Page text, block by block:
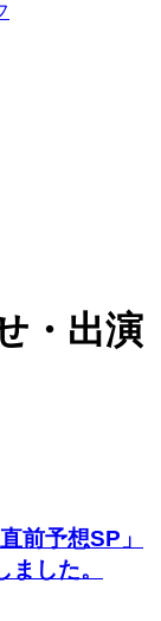
・出演
前予想SP」
した。